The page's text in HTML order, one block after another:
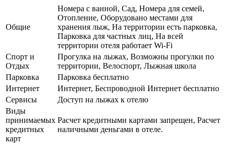
Общие
Номера с ванной, Сад, Номера для семей,
Отопление, Оборудовано местами для
хранения лыж, На территории есть парковка,
Парковка для частных лиц, На всей
территории отеля работает Wi-Fi
Спорт и
Отдых
Прогулка на лыжах, Возможны прогулки по
территории, Велоспорт, Лыжная школа
Парковка
Парковка бесплатно
Интернет
Интернет, Беспроводной Интернет бесплатно
Сервисы
Доступ на лыжах к отелю
Виды
принимаемых
кредитных
карт
Расчет кредитными картами запрещен, Расчет
наличными деньгами в отеле.